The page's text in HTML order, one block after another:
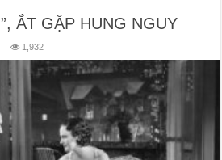
ẮT GẶP HUNG NGUY
1,932